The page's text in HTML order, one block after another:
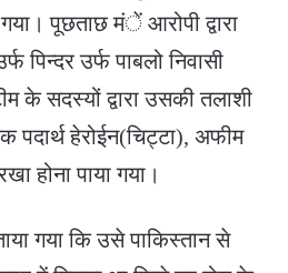
पूछताछ मंें आरोपी द्वारा
पिन्दर उर्फ पाबलो निवासी
के सदस्यों द्वारा उसकी तलाशी
हेरोईन(चिट्टा), अफीम
होना पाया गया।
गया कि उसे पाकिस्तान से